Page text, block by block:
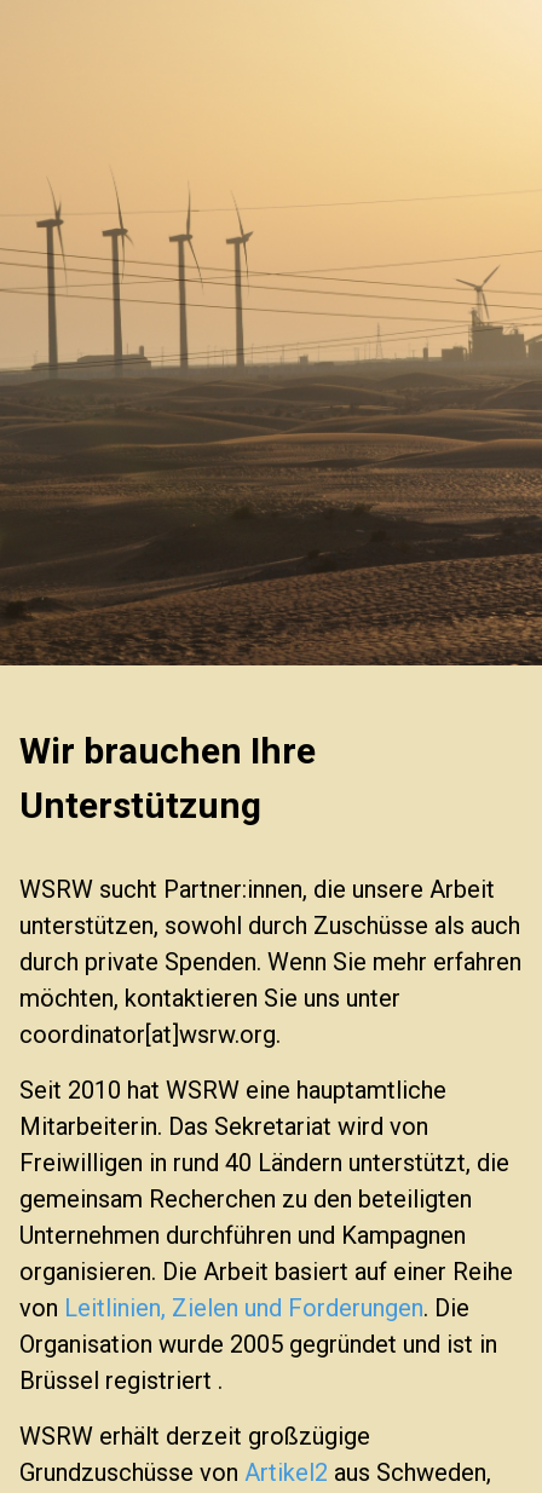
Wir brauchen Ihre
Unterstützung
WSRW sucht Partner:innen, die unsere Arbeit
unterstützen, sowohl durch Zuschüsse als auch
durch private Spenden. Wenn Sie mehr erfahren
möchten, kontaktieren Sie uns unter
coordinator[at]wsrw.org.
Seit 2010 hat WSRW eine hauptamtliche
Mitarbeiterin. Das Sekretariat wird von
Freiwilligen in rund 40 Ländern unterstützt, die
gemeinsam Recherchen zu den beteiligten
Unternehmen durchführen und Kampagnen
organisieren. Die Arbeit basiert auf einer Reihe
von Leitlinien, Zielen und Forderungen. Die
Organisation wurde 2005 gegründet und ist in
Brüssel registriert .
WSRW erhält derzeit großzügige
Grundzuschüsse von Artikel2 aus Schweden,